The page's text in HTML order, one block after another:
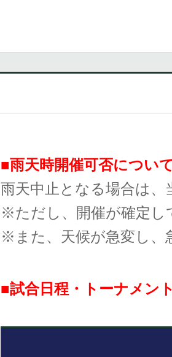
■雨天時開催可否について
雨天中止となる場合は、
※ただし、開催が確定し
※また、天候が急変し、
■試合日程・トーナメント